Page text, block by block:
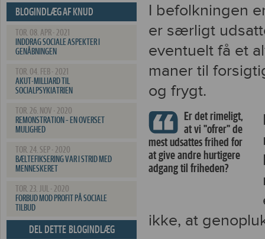
BLOGINDLÆG AF KNUD
KRISTENSEN
TOR. 08. APR - 2021
INDDRAG SOCIALE ASPEKTER I
GENÅBNINGEN
TOR. 04. FEB - 2021
AKUT-MILLIARD TIL
SOCIALPSYKIATRIEN
TOR. 26. NOV - 2020
REMONSTRATION – EN OVERSET
MULIGHED
TOR. 24. SEP - 2020
BÆLTEFIKSERING VAR I STRID MED
MENNESKERET
TOR. 23. JUL - 2020
FORBUD MOD PROFIT PÅ SOCIALE
TILBUD
DEL DETTE BLOGINDLÆG
I befolkningen
er særligt
eventuelt få et
maner til
og frygt.
Er det rimeligt,
at vi "ofrer" de
mest udsattes frihed for
at give andre hurtigere
adgang til friheden?
ikke, at